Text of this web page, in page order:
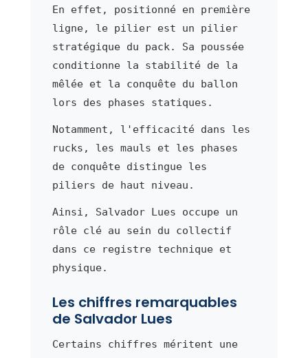
En effet, positionné en première
ligne, le pilier est un pilier
stratégique du pack. Sa poussée
conditionne la stabilité de la
mêlée et la conquête du ballon
lors des phases statiques.
Notamment, l'efficacité dans les
rucks, les mauls et les phases
de conquête distingue les
piliers de haut niveau.
Ainsi, Salvador Lues occupe un
rôle clé au sein du collectif
dans ce registre technique et
physique.
Les chiffres remarquables
de Salvador Lues
Certains chiffres méritent une